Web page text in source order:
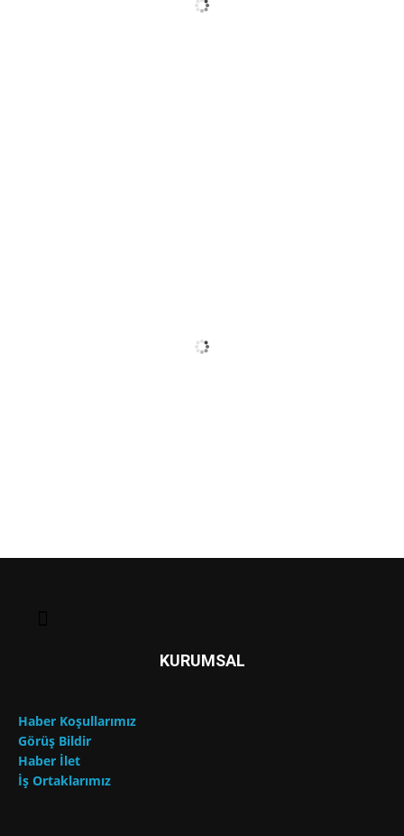
KURUMSAL
Haber Koşullarımız
Görüş Bildir
Haber İlet
İş Ortaklarımız